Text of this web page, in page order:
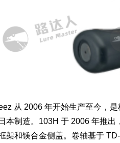
从 2006 年开始生产至今，
本制造。103H 于 2006 年推
架和镁合金侧盖。卷轴基于